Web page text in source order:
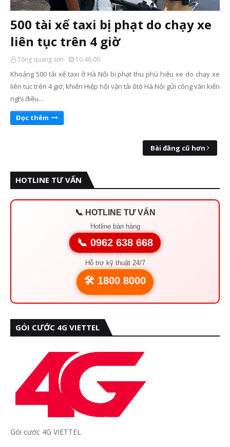
500 tài xế taxi bị phạt do chạy xe
liên tục trên 4 giờ
Tống quang sơn 10:46:00
Khoảng 500 tài xế taxi ở Hà Nội bị phạt thu phù hiệu xe do chạy xe
liên tục trên 4 giờ, khiến Hiệp hội vận tải ôtô Hà Nội gửi công văn kiến
nghị điều…
Đọc thêm
Bài đăng cũ hơn
HOTLINE TƯ VẤN
📞 HOTLINE TƯ VẤN
Hotline bán hàng
📞 0962 638 668
Hỗ trợ kỹ thuật 24/7
🛠️ 1800 8000
GÓI CƯỚC 4G VIETTEL
Gói cước 4G VIETTEL